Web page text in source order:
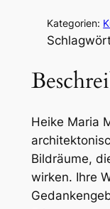
Kategorien:
Heike Maria
Bildräume,
wirken. Ihre